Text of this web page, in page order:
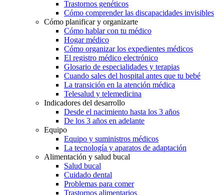
Trastornos genéticos
Cómo comprender las discapacidades invisibles
Cómo planificar y organizarte
Cómo hablar con tu médico
Hogar médico
Cómo organizar los expedientes médicos
El registro médico electrónico
Glosario de especialidades y terapias
Cuando sales del hospital antes que tu bebé
La transición en la atención médica
Telesalud y telemedicina
Indicadores del desarrollo
Desde el nacimiento hasta los 3 años
De los 3 años en adelante
Equipo
Equipo y suministros médicos
La tecnología y aparatos de adaptación
Alimentación y salud bucal
Salud bucal
Cuidado dental
Problemas para comer
Trastornos alimentarios